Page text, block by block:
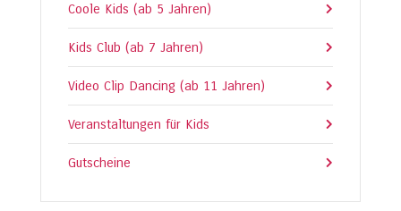
Coole Kids (ab 5 Jahren)
Kids Club (ab 7 Jahren)
Video Clip Dancing (ab 11 Jahren)
Veranstaltungen für Kids
Gutscheine